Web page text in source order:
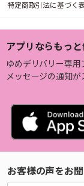
特定商取引法に基づく
アプリならもっ
ゆめデリバリー専用
メッセージの通知が
お客様の声をお